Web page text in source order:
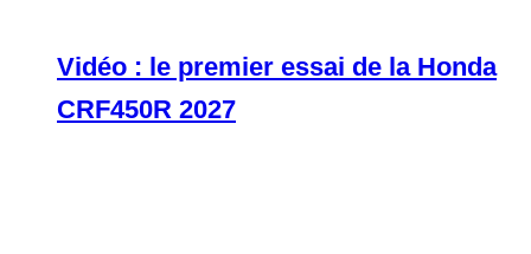
Vidéo : le premier essai de la Honda
CRF450R 2027